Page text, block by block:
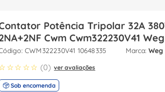
Potência Tripolar 32A
Cwm Cwm322230V41 Weg
: CWM322230V41 10648335 Weg
☆ ☆ ☆ ☆ (0) ver avaliações
Sob encomenda